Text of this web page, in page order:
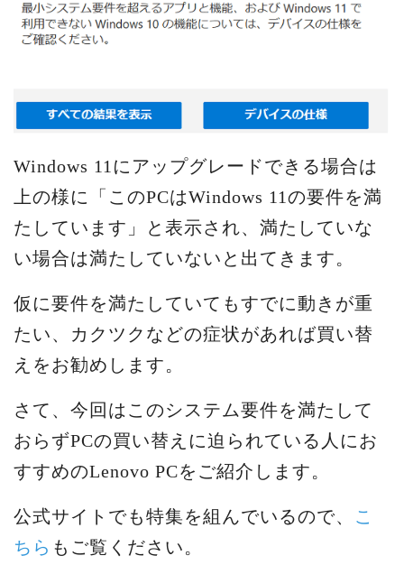
Windows 11にアップグレードできる場合は
上の様に「このPCはWindows 11の要件を満
たしています」と表示され、満たしていな
い場合は満たしていないと出てきます。
仮に要件を満たしていてもすでに動きが重
たい、カクツクなどの症状があれば買い替
えをお勧めします。
さて、今回はこのシステム要件を満たして
おらずPCの買い替えに迫られている人にお
すすめのLenovo PCをご紹介します。
公式サイトでも特集を組んでいるので、 こ
ちら もご覧ください。